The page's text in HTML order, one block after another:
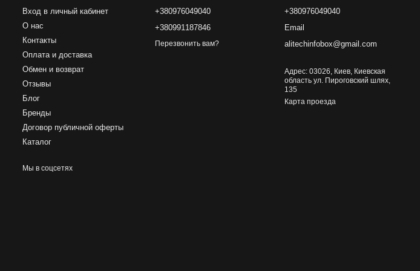
Вход в личный кабинет
О нас
Контакты
Оплата и доставка
Обмен и возврат
Отзывы
Блог
Бренды
Договор публичной оферты
Каталог
Мы в соцсетях
+380976049040
+380991187846
Перезвонить вам?
+380976049040
Email
alitechinfobox@gmail.com
Адрес: 03026, Киев, Киевская
область ул. Пироговский шлях,
135
Карта проезда